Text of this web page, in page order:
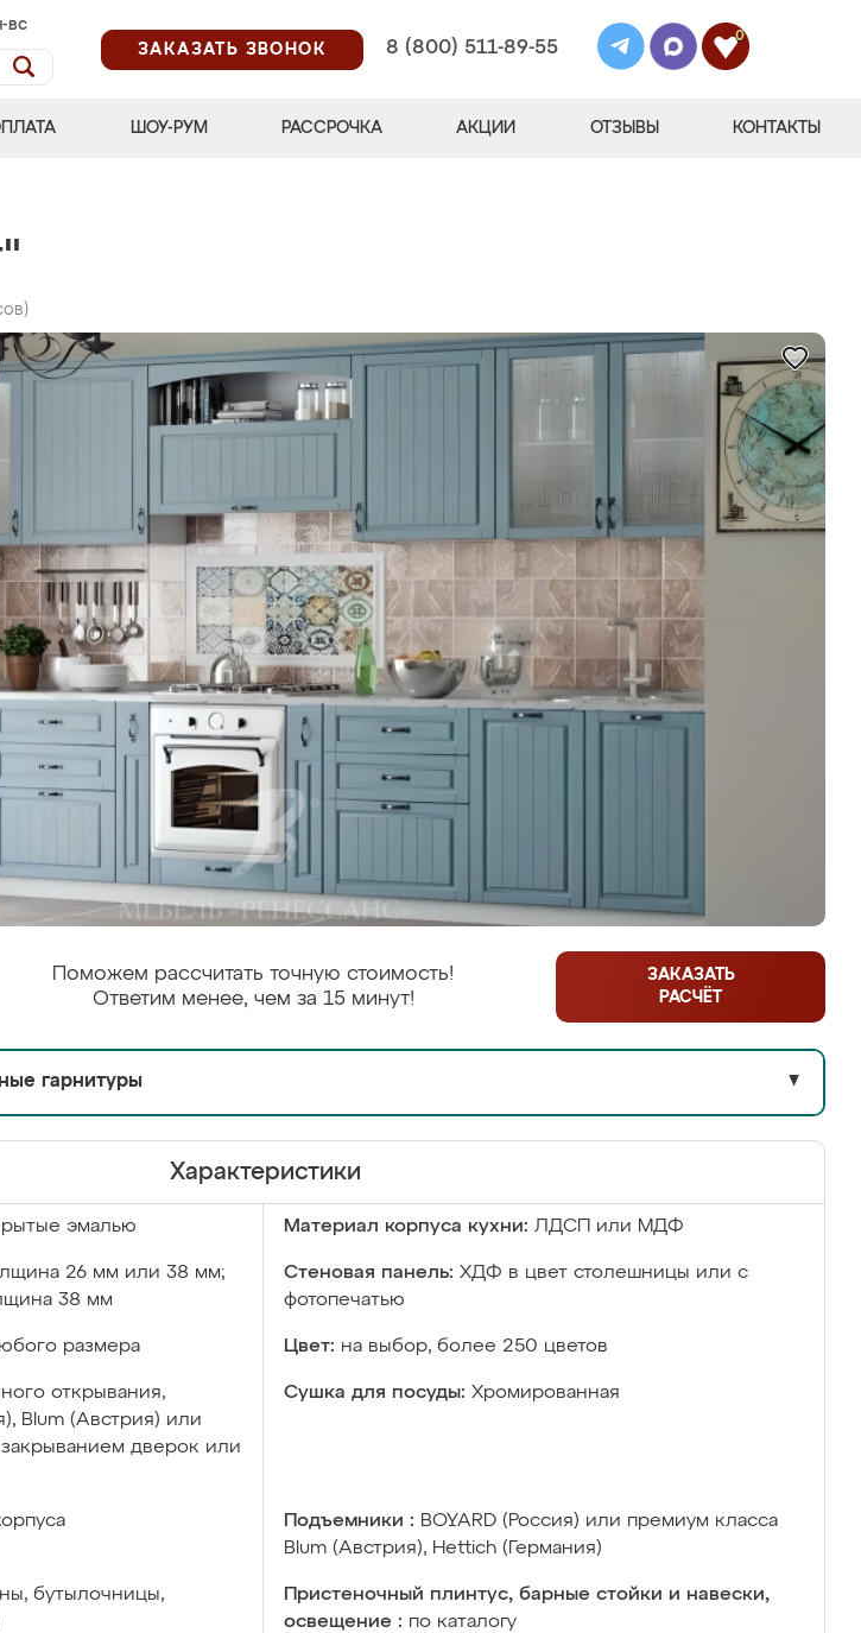
вс
ЗАКАЗАТЬ ЗВОНОК
8 (800) 511-89-55
0
ШОУ-РУМ РАССРОЧКА АКЦИИ ОТЗЫВЫ КОНТАКТЫ
Поможем рассчитать точную стоимость!
Ответим менее, чем за 15 минут!
ЗАКАЗАТЬ
РАСЧЁТ
гарнитуры ▼
Характеристики
эмалью Материал корпуса кухни: ЛДСП или МДФ
26 мм или 38 мм;
38 мм
Стеновая панель: ХДФ в цвет столешницы или с
фотопечатью
размера Цвет: на выбор, более 250 цветов
открывания,
Blum (Австрия) или
дверок или
Сушка для посуды: Хромированная
Подъемники : BOYARD (Россия) или премиум класса
Blum (Австрия), Hettich (Германия)
бутылочницы,
Пристеночный плинтус, барные стойки и навески,
освещение : по каталогу